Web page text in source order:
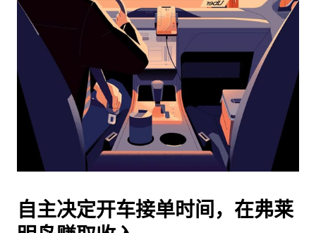
并
期。
按
退
闭
日
自主决定开车接单时间，在弗莱